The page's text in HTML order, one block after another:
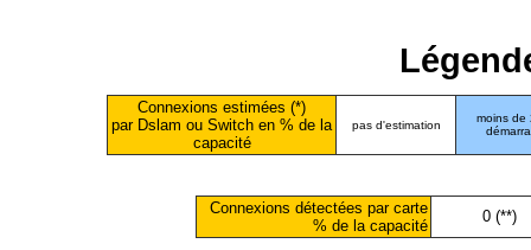
Connexions estimées (*)
par Dslam ou Switch en % de la
capacité
pas d'estimation
moins de
Connexions détectées par carte
% de la capacité
0 (**)